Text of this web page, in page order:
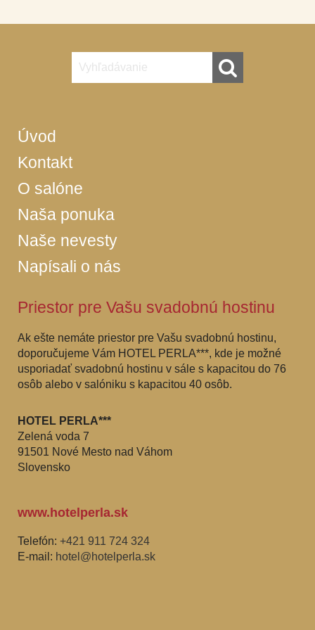
Úvod
Kontakt
O salóne
Naša ponuka
Naše nevesty
Napísali o nás
Priestor pre Vašu svadobnú hostinu
Ak ešte nemáte priestor pre Vašu svadobnú hostinu,
doporučujeme Vám HOTEL PERLA***, kde je možné
usporiadať svadobnú hostinu v sále s kapacitou do 76
osôb alebo v salóniku s kapacitou 40 osôb.
HOTEL PERLA***
Zelená voda 7
91501 Nové Mesto nad Váhom
Slovensko
www.hotelperla.sk
Telefón: +421 911 724 324
E-mail: hotel@hotelperla.sk